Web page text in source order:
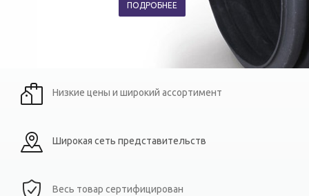
ПОДРОБНЕЕ
Низкие цены и широкий ассортимент
Широкая сеть представительств
Весь товар сертифицирован